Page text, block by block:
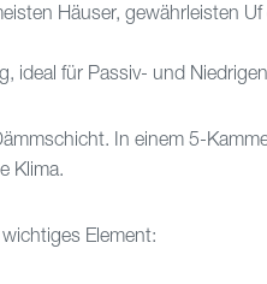
Häuser, gewährleisten
ideal für Passiv- und
In einem 5-
Klima.
Element: